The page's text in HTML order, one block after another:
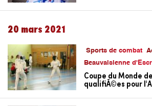
20 mars 2021
Sports de combat
Beauvaisienne
Coupe du Monde
qualifiÃ©es pour